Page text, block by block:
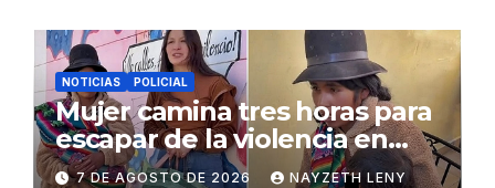
NOTICIAS POLICIAL
Mujer camina tres horas para
escapar de la violencia en
Potosí
7 DE AGOSTO DE 2026 NAYZETH LENY